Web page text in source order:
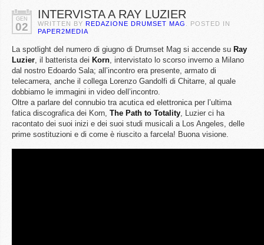
GEN
02
INTERVISTA A RAY LUZIER
WRITTEN BY REDAZIONE DRUMSET MAG
. POSTED IN
PAPER2MEDIA
La spotlight del numero di giugno di Drumset Mag si accende su Ray
Luzier, il batterista dei Korn, intervistato lo scorso inverno a Milano
dal nostro Edoardo Sala; all’incontro era presente, armato di
telecamera, anche il collega Lorenzo Gandolfi di Chitarre, al quale
dobbiamo le immagini in video dell’incontro.
Oltre a parlare del connubio tra acutica ed elettronica per l’ultima
fatica discografica dei Korn, The Path to Totality, Luzier ci ha
racontato dei suoi inizi e dei suoi studi musicali a Los Angeles, delle
prime sostituzioni e di come è riuscito a farcela! Buona visione.